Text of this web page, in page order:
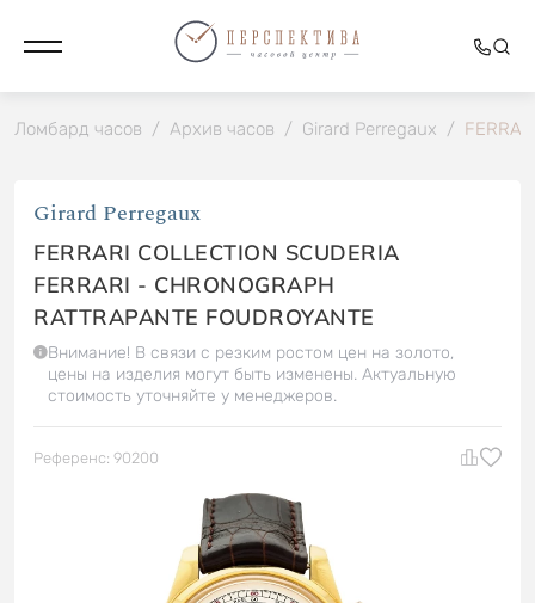
Ломбард часов / Архив часов / Girard Perregaux /
Girard Perregaux
FERRARI COLLECTION SCUDERIA
FERRARI - CHRONOGRAPH
RATTRAPANTE FOUDROYANTE
Внимание! В связи с резким ростом цен на золото,
цены на изделия могут быть изменены. Актуальную
стоимость уточняйте у менеджеров.
Референс: 90200